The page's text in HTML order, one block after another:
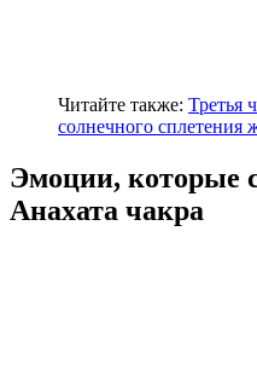
Читайте также: Третья
солнечного сплетения
Эмоции, которые
Анахата чакра